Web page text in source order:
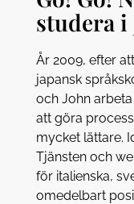
studera i
År 2009, efter
japansk
och John
att göra
mycket lättare.
Tjänsten och
för italienska,
omedelbart